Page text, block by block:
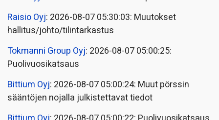
Raisio Oyj: 2026-08-07 05:30:03: Muutokset
hallitus/johto/tilintarkastus
Tokmanni Group Oyj: 2026-08-07 05:00:25:
Puolivuosikatsaus
Bittium Oyj: 2026-08-07 05:00:24: Muut pörssin
sääntöjen nojalla julkistettavat tiedot